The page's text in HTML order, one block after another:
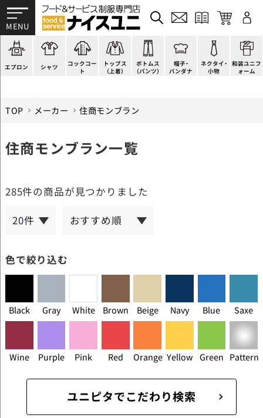
エプロン
かぶり型
スモック風
厨房用
ラップエプロン
シャツ
ピンタック
Tシャツ
ポロシャツ
和風シャツ(Asian)コックコー
ト
ショップコート
スタンダード
ファッション
キッズ
トップス
（上着）
法被(はっぴ)
調理白衣
カットソー
ジャンバー
ボトムス
（パンツ）
イージーパンツ
ワンピース
厨房シューズ
フロアシューズ
帽子・
バンダナ
洋帽子
コック帽
衛生帽子
ヘアネット
ネクタイ・
小物
ネクタイ
蝶ネクタイ
リボン・スカーフ
クロスタイ
和装ユニフ
ォーム
帯
草履、足袋など
着付小物
きもの
TOP メーカー 住商モンブラン
住商モンブラン一覧
285件の商品が見つかりました
色で絞り込む
Black Gray White Brown Beige Navy Blue Saxe
Wine Purple Pink Red Orange Yellow Green Pattern
ユニピタでこだわり検索